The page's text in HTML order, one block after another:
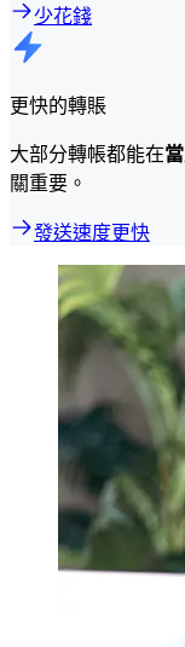
少花錢
更快的轉賬
大部分轉帳都能在
關重要。
發送速度更快